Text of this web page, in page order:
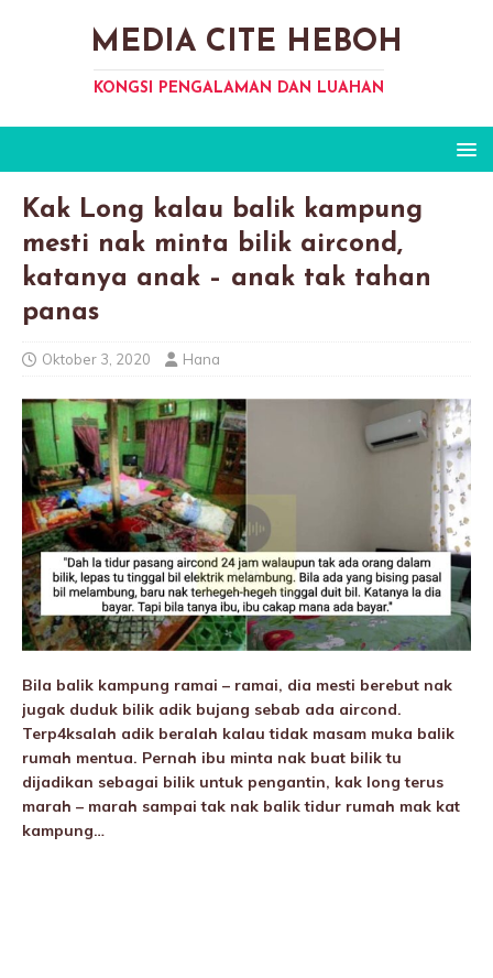
MEDIA CITE HEBOH
KONGSI PENGALAMAN DAN LUAHAN
Kak Long kalau balik kampung
mesti nak minta bilik aircond,
katanya anak – anak tak tahan
panas
Oktober 3, 2020 Hana
Bila balik kampung ramai – ramai, dia mesti berebut nak
jugak duduk bilik adik bujang sebab ada aircond.
Terp4ksalah adik beralah kalau tidak masam muka balik
rumah mentua. Pernah ibu minta nak buat bilik tu
dijadikan sebagai bilik untuk pengantin, kak long terus
marah – marah sampai tak nak balik tidur rumah mak kat
kampung…